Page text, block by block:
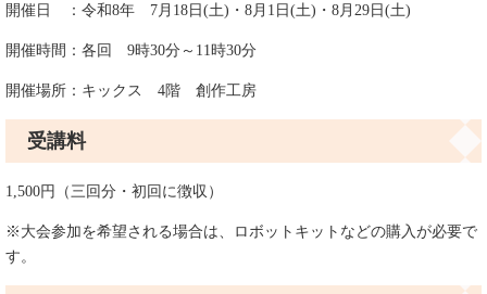
開催日 ：令和8年 7月18日(土)・8月1日(土)・8月29日(土)
開催時間：各回 9時30分～11時30分
開催場所：キックス 4階 創作工房
受講料
1,500円（三回分・初回に徴収）
※大会参加を希望される場合は、ロボットキットなどの購入が必要で
す。